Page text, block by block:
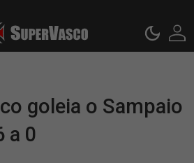
goleia o Sampaio
a 0